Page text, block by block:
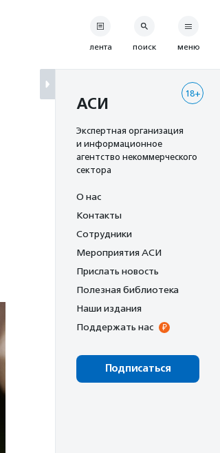
лента поиск меню
18+
АСИ
Экспертная организация
и информационное
агентство некоммерческого
сектора
О нас
Контакты
Сотрудники
Мероприятия АСИ
Прислать новость
Полезная библиотека
Наши издания
Поддержать нас
Подписаться